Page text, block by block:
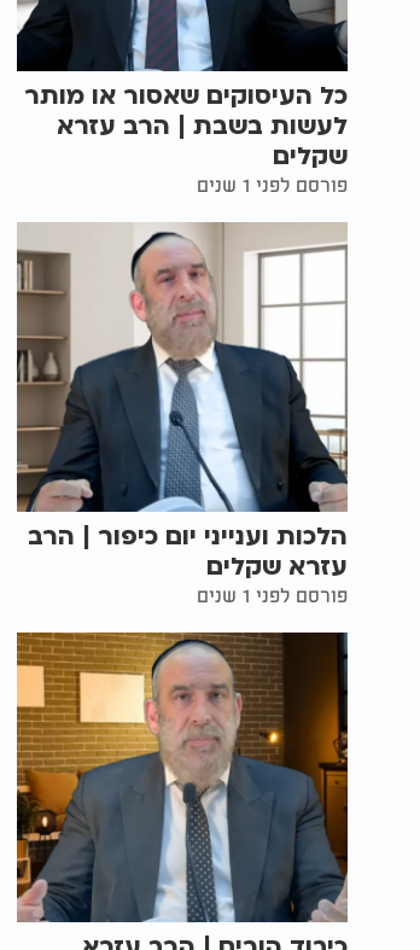
כל העיסוקים שאסור או מותר
לעשות בשבת | הרב עזרא
שקלים
פורסם לפני 1 שנים
הלכות וענייני יום כיפור | הרב
עזרא שקלים
פורסם לפני 1 שנים